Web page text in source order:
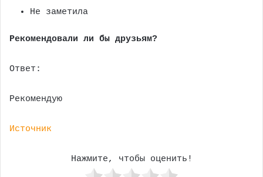
Не заметила
Рекомендовали ли бы друзьям?
Ответ:
Рекомендую
Источник
Нажмите, чтобы оценить!